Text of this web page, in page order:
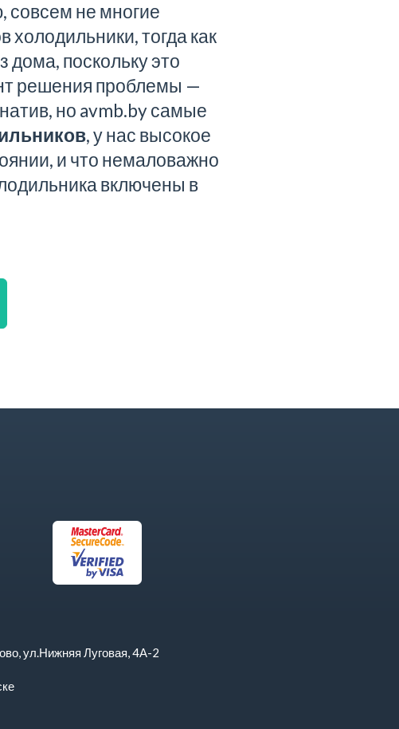
совсем не многие
тогда как
дома, поскольку это
решения проблемы —
но avmb.byсамые
, у нас высокое
и что немаловажно
включены в
ул.Нижняя Луговая, 4А-2